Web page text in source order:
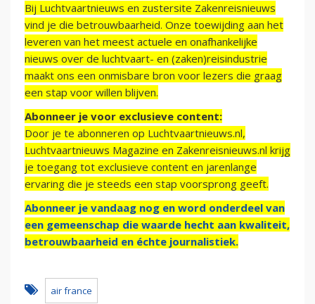
Bij Luchtvaartnieuws en zustersite Zakenreisnieuws
vind je die betrouwbaarheid. Onze toewijding aan het
leveren van het meest actuele en onafhankelijke
nieuws over de luchtvaart- en (zaken)reisindustrie
maakt ons een onmisbare bron voor lezers die graag
een stap voor willen blijven.
Abonneer je voor exclusieve content:
Door je te abonneren op Luchtvaartnieuws.nl,
Luchtvaartnieuws Magazine en Zakenreisnieuws.nl krijg
je toegang tot exclusieve content en jarenlange
ervaring die je steeds een stap voorsprong geeft.
Abonneer je vandaag nog en word onderdeel van
een gemeenschap die waarde hecht aan kwaliteit,
betrouwbaarheid en échte journalistiek.
air france